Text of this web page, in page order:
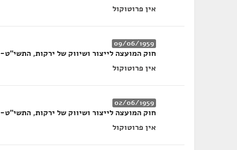
אין פרוטוקול
09/06/1959
חוק המועצה לייצור ושיווק של ירקות, התשי"ט-1959
אין פרוטוקול
02/06/1959
חוק המועצה לייצור ושיווק של ירקות, התשי"ט-1959
אין פרוטוקול